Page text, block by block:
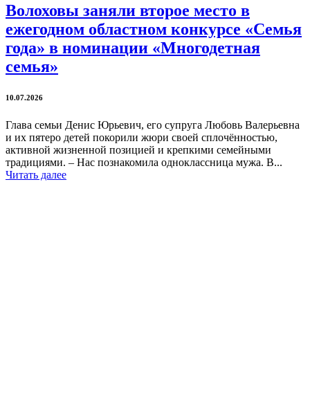
Волоховы заняли второе место в
ежегодном областном конкурсе «Семья
года» в номинации «Многодетная
семья»
10.07.2026
Глава семьи Денис Юрьевич, его супруга Любовь Валерьевна
и их пятеро детей покорили жюри своей сплочённостью,
активной жизненной позицией и крепкими семейными
традициями. – Нас познакомила одноклассница мужа. В...
Читать далее